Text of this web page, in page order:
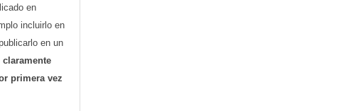
en
incluirlo en
en un
primera vez